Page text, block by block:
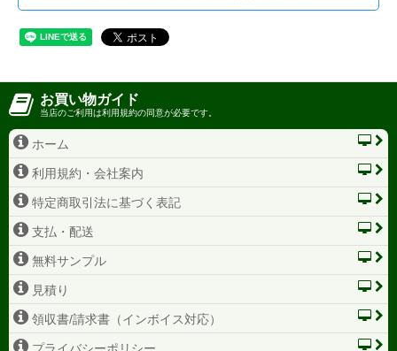
お買い物ガイド
当店のご利用は利用規約の同意が必要です。
ホーム
利用規約・会社案内
特定商取引法に基づく表記
支払・配送
無料サンプル
見積り
領収書/請求書（インボイス対応）